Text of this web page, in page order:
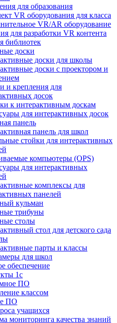
для образования
VR оборудования для класса
VR/AR оборудование
для разработки VR контента
библиотек
доски
доски для школы
доски с проектором и
и крепления для
досок
к интерактивным доскам
для интерактивных досок
панель
панель для школ
стойки для интерактивных
компьютеры (OPS)
для интерактивных
комплексы для
панелей
кульман
трибуны
столы
стол для детского сада
парты и классы
для школ
обеспечение
1с
ПО
классом
ПО
учащихся
мониторинга качества знаний